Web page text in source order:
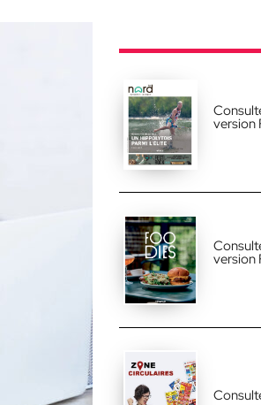
version
version